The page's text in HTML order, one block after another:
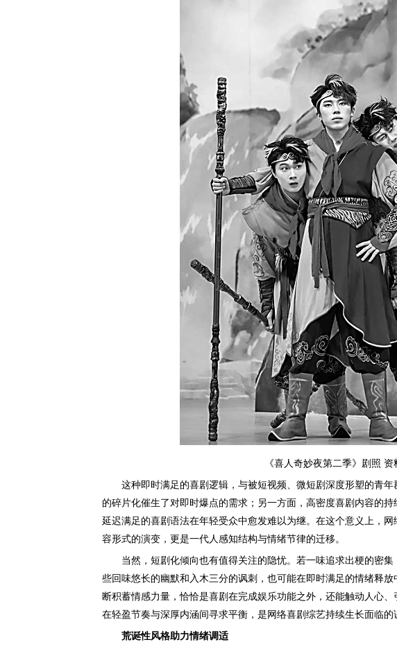
《喜人奇妙夜第二季》剧照 资
这种即时满足的喜剧逻辑，与被短视频、微短剧深度形塑的青年
的碎片化催生了对即时爆点的需求；另一方面，高密度喜剧内容的
延迟满足的喜剧语法在年轻受众中愈发难以为继。在这个意义上，
容形式的演变，更是一代人感知结构与情绪节律的迁移。
当然，短剧化倾向也有值得关注的隐忧。若一味追求出梗的密集
些回味悠长的幽默和入木三分的讽刺，也可能在即时满足的情绪释
断积蓄情感力量，恰恰是喜剧在完成娱乐功能之外，还能触动人心
在轻盈节奏与深厚内涵间寻求平衡，是网络喜剧综艺持续生长面临的
荒诞性风格助力情绪调适